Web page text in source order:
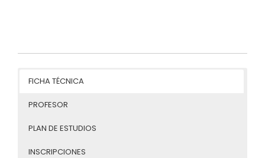
FICHA TÉCNICA
PROFESOR
PLAN DE ESTUDIOS
INSCRIPCIONES